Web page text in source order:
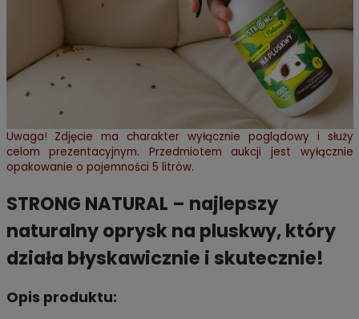
Uwaga! Zdjęcie ma charakter wyłącznie poglądowy i służy
celom prezentacyjnym. Przedmiotem aukcji jest wyłącznie
opakowanie o pojemności 5 litrów.
STRONG NATURAL – najlepszy
naturalny oprysk na pluskwy, który
działa błyskawicznie i skutecznie!
Opis produktu: